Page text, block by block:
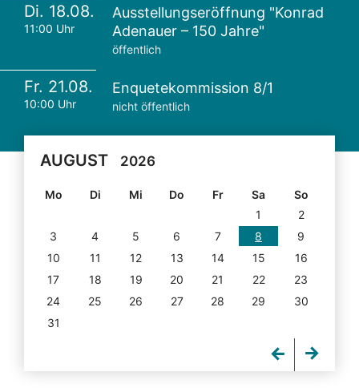
Di. 18.08.
11:00 Uhr
Ausstellungseröffnung "Konrad
Adenauer – 150 Jahre"
öffentlich
Fr. 21.08.
10:00 Uhr
Enquetekommission 8/1
nicht öffentlich
AUGUST 2026
Mo Di Mi Do Fr Sa
So
1
2
3
4 5 6 7 8
9
10
11 12 13 14 15
16
17
18 19 20 21 22
23
24
25 26 27 28 29
30
31